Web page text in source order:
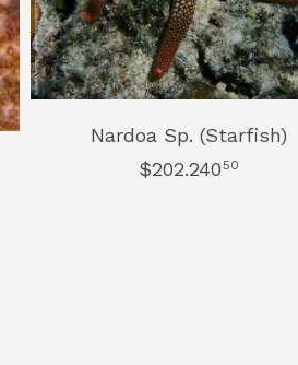
Nardoa Sp. (Starfish)
$202.240 50